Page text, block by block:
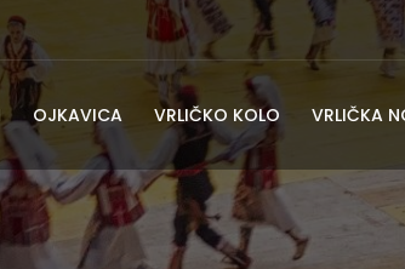
OJKAVICA VRLIČKO KOLO VRLIČKA